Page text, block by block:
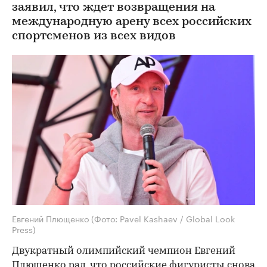
заявил, что ждет возвращения на
международную арену всех российских
спортсменов из всех видов
Евгений Плющенко (Фото: Pavel Kashaev / Global Look
Press)
Двукратный олимпийский чемпион Евгений